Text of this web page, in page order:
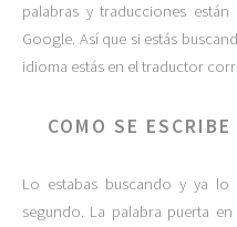
palabras y traducciones
Google. Así que si estás
idioma estás en el traductor
COMO SE
Lo estabas buscando y ya
segundo. La palabra puerta